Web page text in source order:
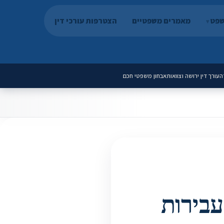
מאמרים משפטיים הצטרפות עורכי דין
עורך דין ירושה וצוואותאבחון משפטי חכם